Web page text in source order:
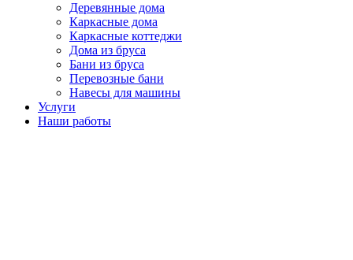
Деревянные дома
Каркасные дома
Каркасные коттеджи
Дома из бруса
Бани из бруса
Перевозные бани
Навесы для машины
Услуги
Наши работы